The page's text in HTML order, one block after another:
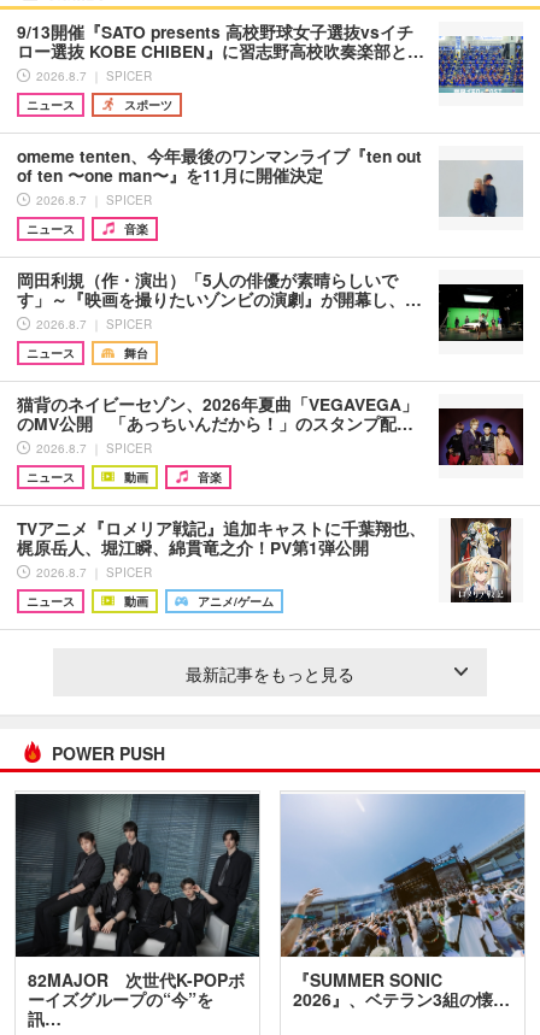
9/13開催『SATO presents 高校野球女子選抜vsイチ
ロー選抜 KOBE CHIBEN』に習志野高校吹奏楽部と…
2026.8.7 ｜ SPICER
ニュース
スポーツ
omeme tenten、今年最後のワンマンライブ『ten out
of ten 〜one man〜』を11月に開催決定
2026.8.7 ｜ SPICER
ニュース
音楽
岡田利規（作・演出）「5人の俳優が素晴らしいで
す」～『映画を撮りたいゾンビの演劇』が開幕し、…
2026.8.7 ｜ SPICER
ニュース
舞台
猫背のネイビーセゾン、2026年夏曲「VEGAVEGA」
のMV公開 「あっちいんだから！」のスタンプ配…
2026.8.7 ｜ SPICER
ニュース
動画 音楽
TVアニメ『ロメリア戦記』追加キャストに千葉翔也、
梶原岳人、堀江瞬、綿貫竜之介！PV第1弾公開
2026.8.7 ｜ SPICER
ニュース
動画 アニメ/ゲーム
最新記事をもっと見る
POWER PUSH
82MAJOR 次世代K-POPボ
ーイズグループの“今”を
訊…
『SUMMER SONIC
2026』、ベテラン3組の懐…